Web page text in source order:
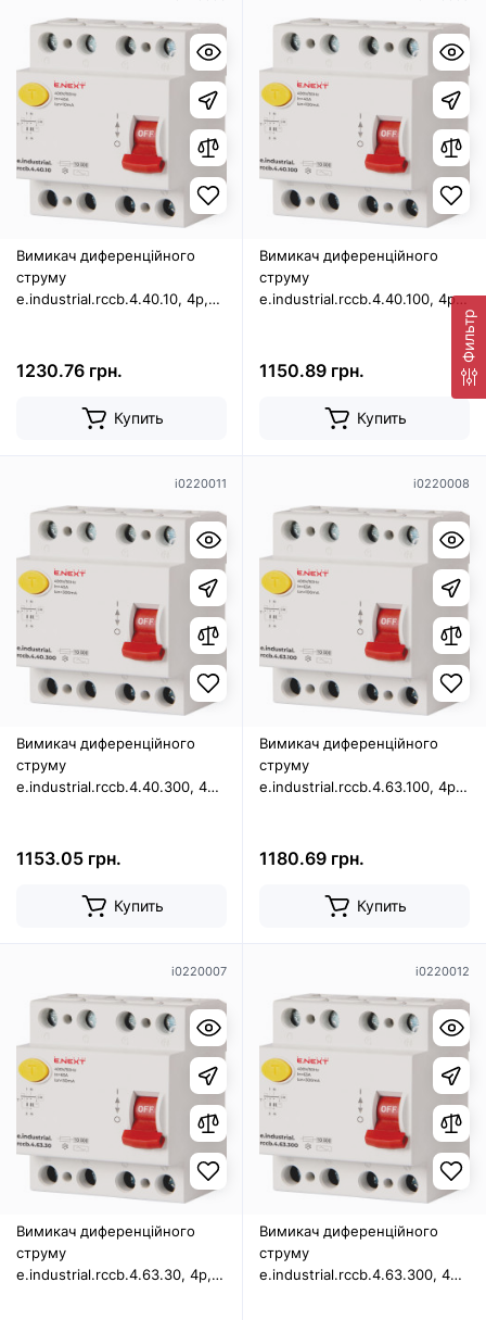
Фильтр
Вимикач диференційного
струму
e.industrial.rccb.4.40.10, 4р,
1230.76 грн.
Купить
Вимикач диференційного
струму
e.industrial.rccb.4.40.100, 4р,
1150.89 грн.
Купить
i0220011
Вимикач диференційного
струму
e.industrial.rccb.4.40.300, 4р,
1153.05 грн.
Купить
i0220008
Вимикач диференційного
струму
e.industrial.rccb.4.63.100, 4р,
1180.69 грн.
Купить
i0220007
Вимикач диференційного
струму
e.industrial.rccb.4.63.30, 4р,
i0220012
Вимикач диференційного
струму
e.industrial.rccb.4.63.300, 4р,